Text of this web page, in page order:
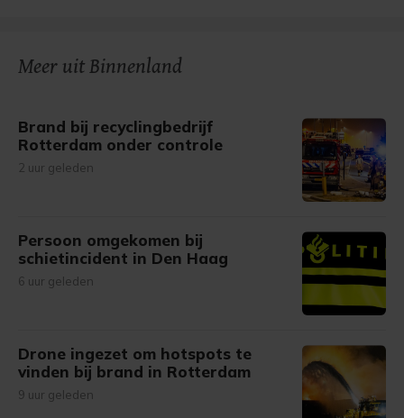
Meer uit Binnenland
Brand bij recyclingbedrijf
Rotterdam onder controle
2 uur geleden
Persoon omgekomen bij
schietincident in Den Haag
6 uur geleden
Drone ingezet om hotspots te
vinden bij brand in Rotterdam
9 uur geleden